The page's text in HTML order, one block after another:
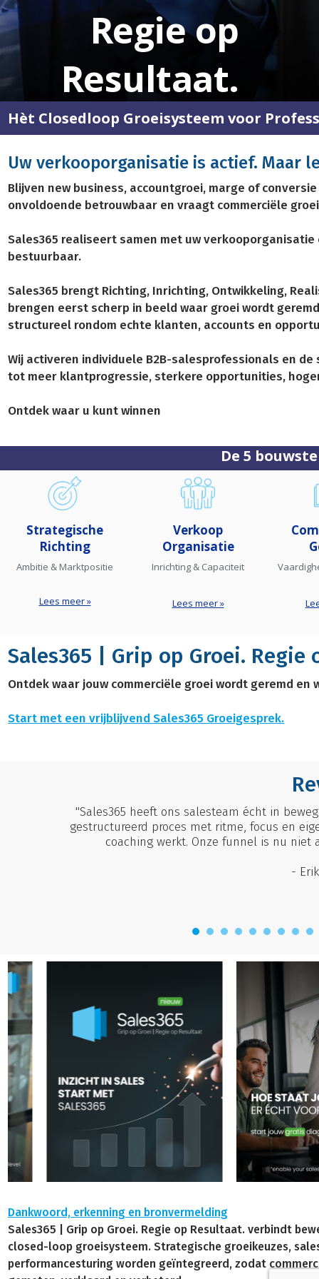
Regie op
Resultaat.
Regie op
Resultaat.
Regie op
Resultaat.
Hèt Closedloop Groeisysteem voor
Uw verkooporganisatie is actief. Maar
Blijven new business, accountgroei, marge of
onvoldoende betrouwbaar en vraagt commerciële
Sales365 realiseert samen met uw
bestuurbaar.
Sales365 brengt Richting, Inrichting, Ontwikkeling,
brengen eerst scherp in beeld waar groei wordt
structureel rondom echte klanten, accounts en
Wij activeren individuele B2B-salesprofessionals en
tot meer klantprogressie, sterkere opportunities,
Ontdek waar u kunt winnen
De 5
Strategische
Richting
Ambitie & Marktpositie
Lees meer »
Verkoop
Organisatie
Inrichting & Capaciteit
Lees meer »
Sales365 | Grip op Groei. Regie
Ontdek waar jouw commerciële groei wordt geremd
Start met een vrijblijvend Sales365 Groeigesprek.
"Sales365 heeft ons salesteam écht in
gestructureerd proces met ritme, focus en
coaching werkt. Onze funnel is nu niet
-
Dankwoord, erkenning en bronvermelding
Sales365 | Grip op Groei. Regie op Resultaat. verbindt
closed-loop groeisysteem. Strategische groeikeuzes,
performancesturing worden geïntegreerd, zodat